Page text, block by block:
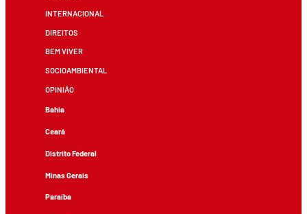
INTERNACIONAL
DIREITOS
BEM VIVER
SOCIOAMBIENTAL
OPINIÃO
Bahia
Ceará
Distrito Federal
Minas Gerais
Paraíba